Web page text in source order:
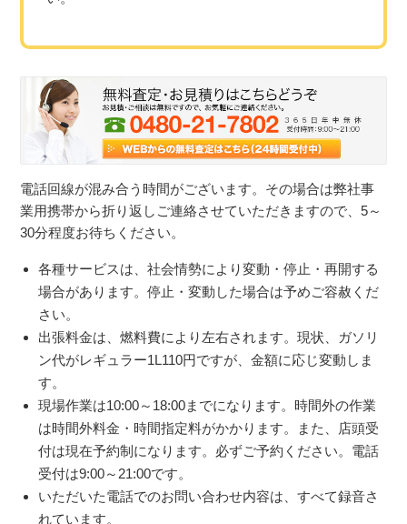
電話回線が混み合う時間がございます。その場合は弊社事
業用携帯から折り返しご連絡させていただきますので、5～
30分程度お待ちください。
各種サービスは、社会情勢により変動・停止・再開する
場合があります。停止・変動した場合は予めご容赦くだ
さい。
出張料金は、燃料費により左右されます。現状、ガソリ
ン代がレギュラー1L110円ですが、金額に応じ変動しま
す。
現場作業は10:00～18:00までになります。時間外の作業
は時間外料金・時間指定料がかかります。また、店頭受
付は現在予約制になります。必ずご予約ください。電話
受付は9:00～21:00です。
いただいた電話でのお問い合わせ内容は、すべて録音さ
れています。